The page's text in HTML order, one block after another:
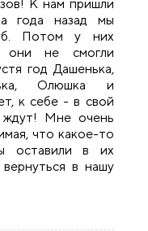
К нам пришли
года назад мы
Потом у них
они не смогли
год Дашенька,
Олюшка и
к себе - в свой
ждут! Мне очень
что какое-то
оставили в их
в нашу